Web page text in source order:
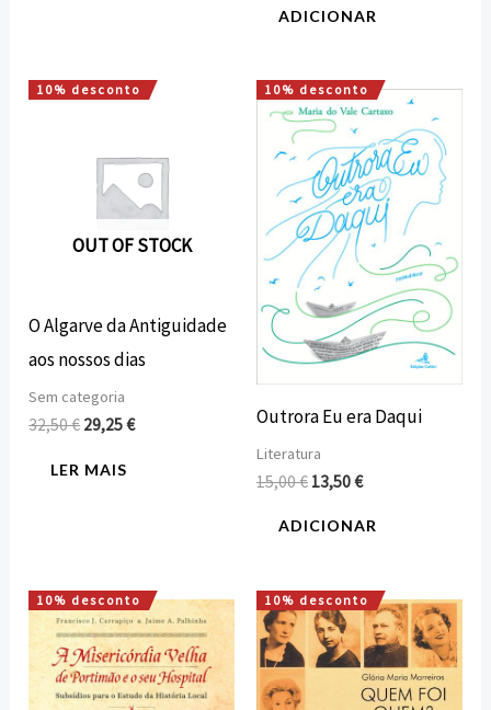
ADICIONAR
10% desconto
OUT OF STOCK
O Algarve da Antiguidade
aos nossos dias
Sem categoria
32,50€
O
era:
32,50 €.
29,25€
O
é:
29,25 €.
LER MAIS
10% desconto
Outrora Eu era Daqui
Literatura
15,00€
O
preço
original
era:
15,00 €.
13,50€
O
preço
atual
é:
13,50 €.
ADICIONAR
10% desconto
O
preço
original
era:
7,42 €.
O
preço
atual
é:
6,68 €.
10% desconto
O
preço
original
era:
20,95 €.
O
preço
atual
é:
18,85 €.